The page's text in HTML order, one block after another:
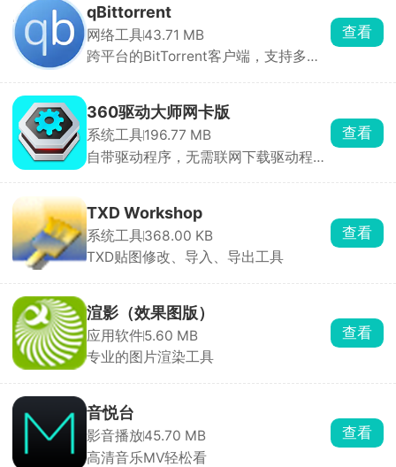
qBittorrent
网络工具43.71 MB
跨平台的BitTorrent客户端，支持多种
查看
360驱动大师网卡版
系统工具196.77 MB
自带驱动程序，无需联网下载驱动程序
查看
TXD Workshop
系统工具368.00 KB
TXD贴图修改、导入、导出工具
查看
渲影（效果图版）
应用软件5.60 MB
专业的图片渲染工具
查看
音悦台
影音播放45.70 MB
高清音乐MV轻松看
查看